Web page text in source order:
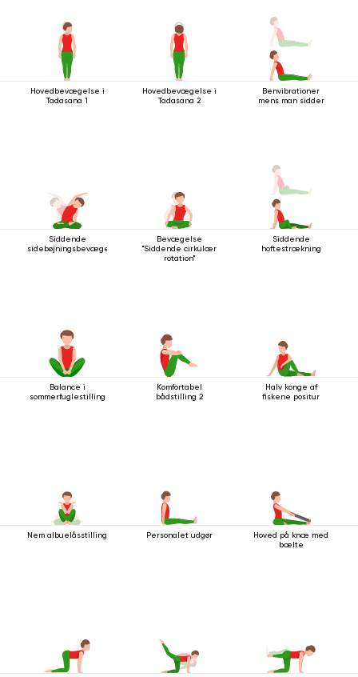
Hovedbevægelse i
Tadasana 1
Hovedbevægelse i
Tadasana 2
Benvibrationer
mens man sidder
Siddende
sidebøjningsbevægelse
Bevægelse
"Siddende cirkulær
rotation"
Siddende
hoftestrækning
Balance i
sommerfuglestilling
Komfortabel
bådstilling 2
Halv konge af
fiskene positur
Nem albuelåsstilling Personalet udgør
Hoved på knæ med
bælte